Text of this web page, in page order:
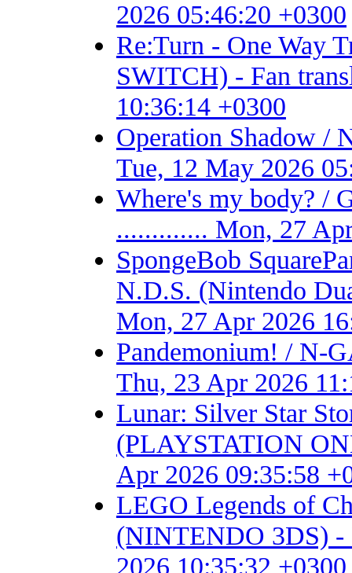
2026 05:46:20 +0300
Re:Turn - One Way
SWITCH) - Fan
10:36:14 +0300
Operation Shadow
Tue, 12 May 2026
Where's my body? /
............. Mon, 27
SpongeBob
N.D.S. (Nintendo
Mon, 27 Apr 2026
Pandemonium! / N-
Thu, 23 Apr 2026
Lunar: Silver Star
(PLAYSTATION
Apr 2026 09:35:58
LEGO Legends of
(NINTENDO 3DS) -
2026 10:35:32 +0300